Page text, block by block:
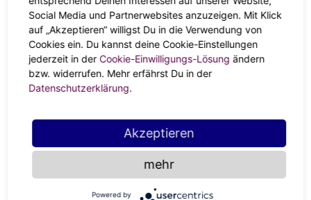
angenehme Begleiter sind.
Social Media und Partnerwebsites anzuzeigen. Mit Klick
auf „Akzeptieren“ willigst Du in die Verwendung von
Cookies ein. Du kannst deine Cookie-Einstellungen
jederzeit in der Cookie-Einwilligungs-Lösung ändern
bzw. widerrufen. Mehr erfährst Du in der
Datenschutzerklärung.
Akzeptieren
mehr
Powered by